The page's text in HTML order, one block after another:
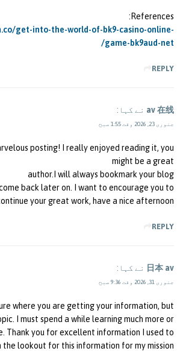
References:
get-into-the-world-of-bk9-casino-online-
game-bk9aud-net/
REPLY
av 在线 نے کہا:
جنوری 23, 2026 وقت 1:55 صبح
posting! I really enjoyed reading it, you
might be a great
author.I will always bookmark your blog
back later on. I want to encourage you to
your great work, have a nice afternoon!
REPLY
日本 av نے کہا:
جنوری 31, 2026 وقت 9:36 صبح
where you are getting your information, but
I must spend a while learning much more or
Thank you for excellent information I used to
the lookout for this information for my mission.